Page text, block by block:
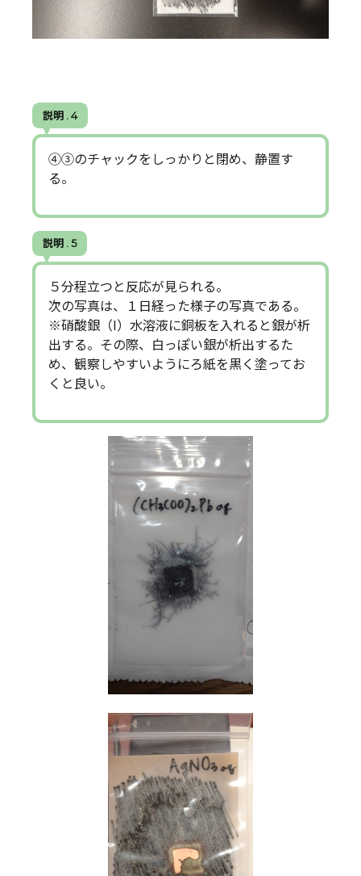
説明 . 4
④③のチャックをしっかりと閉め、静置す
る。
説明 . 5
５分程立つと反応が見られる。
次の写真は、１日経った様子の写真である。
※硝酸銀（Ⅰ）水溶液に銅板を入れると銀が析
出する。その際、白っぽい銀が析出するた
め、観察しやすいようにろ紙を黒く塗ってお
くと良い。